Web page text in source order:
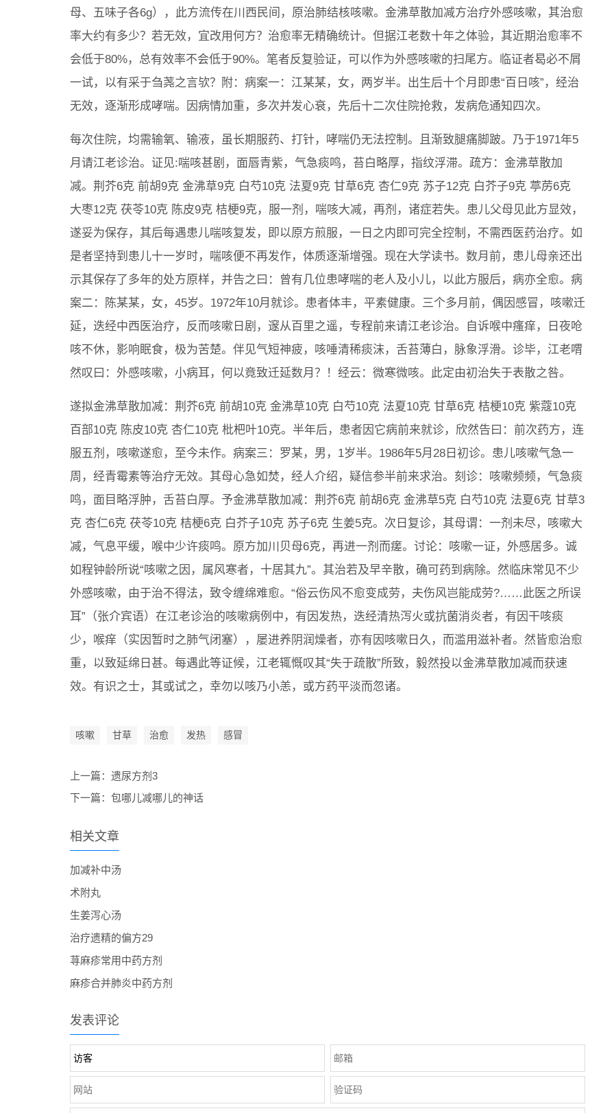
母、五味子各6g），此方流传在川西民间，原治肺结核咳嗽。金沸草散加减方治疗外感咳嗽，其治愈
率大约有多少？若无效，宜改用何方？治愈率无精确统计。但据江老数十年之体验，其近期治愈率不
会低于80%，总有效率不会低于90%。笔者反复验证，可以作为外感咳嗽的扫尾方。临证者曷必不屑
一试，以有采于刍荛之言欤？附：病案一：江某某，女，两岁半。出生后十个月即患“百日咳”，经治
无效，逐渐形成哮喘。因病情加重，多次并发心衰，先后十二次住院抢救，发病危通知四次。
每次住院，均需输氧、输液，虽长期服药、打针，哮喘仍无法控制。且渐致腿痛脚跛。乃于1971年5
月请江老诊治。证见:喘咳甚剧，面唇青紫，气急痰鸣，苔白略厚，指纹浮滞。疏方：金沸草散加
减。荆芥6克 前胡9克 金沸草9克 白芍10克 法夏9克 甘草6克 杏仁9克 苏子12克 白芥子9克 葶苈6克
大枣12克 茯苓10克 陈皮9克 桔梗9克，服一剂，喘咳大减，再剂，诸症若失。患儿父母见此方显效，
遂妥为保存，其后每遇患儿喘咳复发，即以原方煎服，一日之内即可完全控制，不需西医药治疗。如
是者坚持到患儿十一岁时，喘咳便不再发作，体质逐渐增强。现在大学读书。数月前，患儿母亲还出
示其保存了多年的处方原样，并告之曰：曾有几位患哮喘的老人及小儿，以此方服后，病亦全愈。病
案二：陈某某，女，45岁。1972年10月就诊。患者体丰，平素健康。三个多月前，偶因感冒，咳嗽迁
延，迭经中西医治疗，反而咳嗽日剧，邃从百里之遥，专程前来请江老诊治。自诉喉中瘙痒，日夜呛
咳不休，影响眠食，极为苦楚。伴见气短神疲，咳唾清稀痰沫，舌苔薄白，脉象浮滑。诊毕，江老喟
然叹曰：外感咳嗽，小病耳，何以竟致迁延数月？！经云：微寒微咳。此定由初治失于表散之咎。
遂拟金沸草散加减：荆芥6克 前胡10克 金沸草10克 白芍10克 法夏10克 甘草6克 桔梗10克 紫蔻10克
百部10克 陈皮10克 杏仁10克 枇杷叶10克。半年后，患者因它病前来就诊，欣然告曰：前次药方，连
服五剂，咳嗽遂愈，至今未作。病案三：罗某，男，1岁半。1986年5月28日初诊。患儿咳嗽气急一
周，经青霉素等治疗无效。其母心急如焚，经人介绍，疑信参半前来求治。刻诊：咳嗽频频，气急痰
鸣，面目略浮肿，舌苔白厚。予金沸草散加减：荆芥6克 前胡6克 金沸草5克 白芍10克 法夏6克 甘草3
克 杏仁6克 茯苓10克 桔梗6克 白芥子10克 苏子6克 生姜5克。次日复诊，其母谓：一剂未尽，咳嗽大
减，气息平缓，喉中少许痰鸣。原方加川贝母6克，再进一剂而瘥。讨论：咳嗽一证，外感居多。诚
如程钟龄所说“咳嗽之因，属风寒者，十居其九”。其治若及早辛散，确可药到病除。然临床常见不少
外感咳嗽，由于治不得法，致令缠绵难愈。“俗云伤风不愈变成劳，夫伤风岂能成劳?……此医之所误
耳”（张介宾语）在江老诊治的咳嗽病例中，有因发热，迭经清热泻火或抗菌消炎者，有因干咳痰
少，喉痒（实因暂时之肺气闭塞），屡进养阴润燥者，亦有因咳嗽日久，而滥用滋补者。然皆愈治愈
重，以致延绵日甚。每遇此等证候，江老辄慨叹其“失于疏散”所致，毅然投以金沸草散加减而获速
效。有识之士，其或试之，幸勿以咳乃小恙，或方药平淡而忽诸。
咳嗽 甘草 治愈 发热 感冒
上一篇： 遗尿方剂3
下一篇： 包哪儿减哪儿的神话
相关文章
加减补中汤
术附丸
生姜泻心汤
治疗遗精的偏方29
荨麻疹常用中药方剂
麻疹合并肺炎中药方剂
发表评论